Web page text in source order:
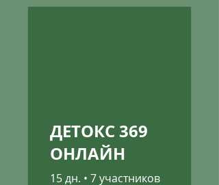
ДЕТОКС 369
ОНЛАЙН
15 дн. • 7 участников